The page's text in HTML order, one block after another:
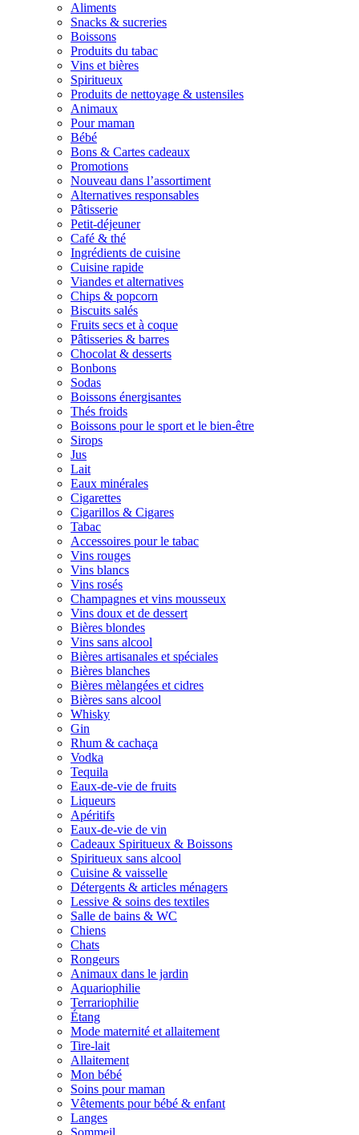
Aliments
Snacks & sucreries
Boissons
Produits du tabac
Vins et bières
Spiritueux
Produits de nettoyage & ustensiles
Animaux
Pour maman
Bébé
Bons & Cartes cadeaux
Promotions
Nouveau dans l’assortiment
Alternatives responsables
Pâtisserie
Petit-déjeuner
Café & thé
Ingrédients de cuisine
Cuisine rapide
Viandes et alternatives
Chips & popcorn
Biscuits salés
Fruits secs et à coque
Pâtisseries & barres
Chocolat & desserts
Bonbons
Sodas
Boissons énergisantes
Thés froids
Boissons pour le sport et le bien-être
Sirops
Jus
Lait
Eaux minérales
Cigarettes
Cigarillos & Cigares
Tabac
Accessoires pour le tabac
Vins rouges
Vins blancs
Vins rosés
Champagnes et vins mousseux
Vins doux et de dessert
Bières blondes
Vins sans alcool
Bières artisanales et spéciales
Bières blanches
Bières mèlangées et cidres
Bières sans alcool
Whisky
Gin
Rhum & cachaça
Vodka
Tequila
Eaux-de-vie de fruits
Liqueurs
Apéritifs
Eaux-de-vie de vin
Cadeaux Spiritueux & Boissons
Spiritueux sans alcool
Cuisine & vaisselle
Détergents & articles ménagers
Lessive & soins des textiles
Salle de bains & WC
Chiens
Chats
Rongeurs
Animaux dans le jardin
Aquariophilie
Terrariophilie
Étang
Mode maternité et allaitement
Tire-lait
Allaitement
Mon bébé
Soins pour maman
Vêtements pour bébé & enfant
Langes
Sommeil